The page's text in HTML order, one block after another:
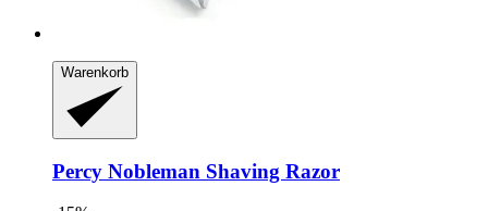
Warenkorb
Percy Nobleman Shaving Razor